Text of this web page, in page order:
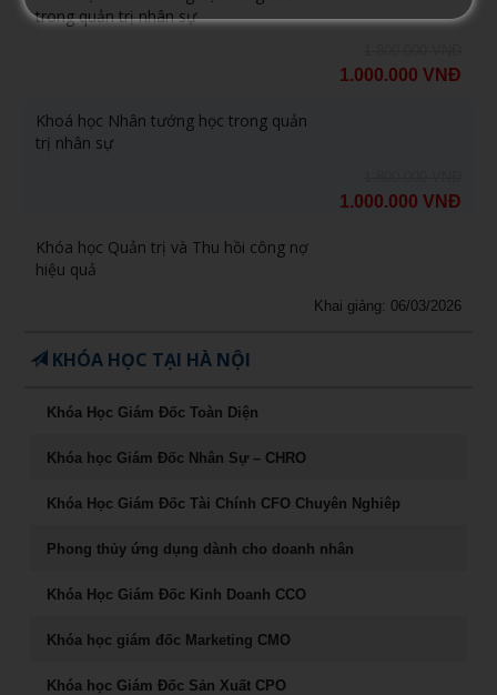
trong quản trị nhân sự
1.000.000 VNĐ
Khoá học Nhân tướng học trong quản
trị nhân sự
1.000.000 VNĐ
Khóa học Quản trị và Thu hồi công nợ
hiệu quả
Khai giảng: 06/03/2026
KHÓA HỌC TẠI HÀ NỘI
Khóa Học Giám Đốc Toàn Diện
Khóa học Giám Đốc Nhân Sự – CHRO
Khóa Học Giám Đốc Tài Chính CFO Chuyên Nghiêp
Phong thủy ứng dụng dành cho doanh nhân
Khóa Học Giám Đốc Kinh Doanh CCO
Khóa học giám đốc Marketing CMO
Khóa học Giám Đốc Sản Xuất CPO